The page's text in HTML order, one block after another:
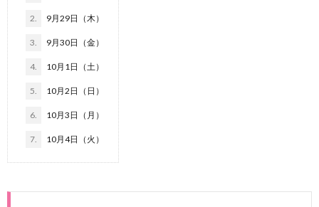
2. 9月29日（木）
3. 9月30日（金）
4. 10月1日（土）
5. 10月2日（日）
6. 10月3日（月）
7. 10月4日（火）